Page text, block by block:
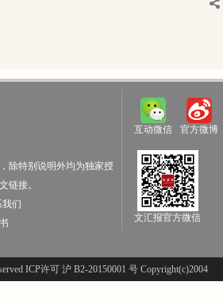
除特别说明外均为独家授
链接。
我们
互动微信 官方微博
文汇报官方微信
ICP许可 沪 B2-20150001 号 Copyright(c)2004